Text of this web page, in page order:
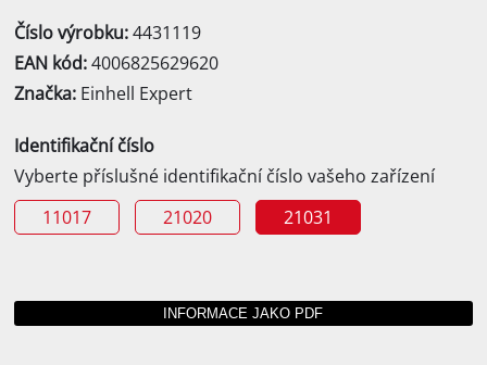
Číslo výrobku:4431119
EAN kód:4006825629620
Značka: Einhell Expert
Identifikační číslo
Vyberte příslušné identifikační číslo vašeho zařízení
11017
21020 21031